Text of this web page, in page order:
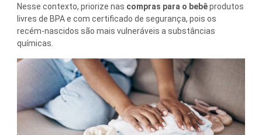
Nesse contexto, priorize nas compras para o bebêprodutos
livres de BPA e com certificado de segurança, pois os
recém-nascidos são mais vulneráveis a substâncias
químicas.